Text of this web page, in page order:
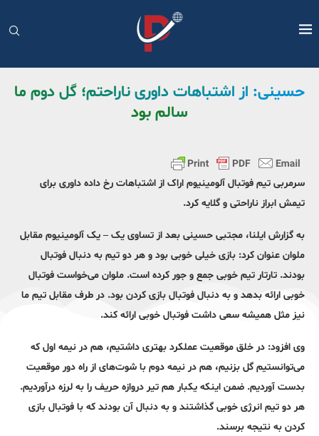
حسینی: از اشتباهات داوری ناراحتم؛ گل دوم ما
سالم بود
سرمربی تیم فوتبال آلومینیوم اراک از اشتباهات رخ داده داوری برای
تیمش ابراز ناراحتی و گلایه کرد.
به گزارش ایلنا، مجتبی حسینی بعد از تساوی یک – یک آلومینیوم مقابل
ملوان عنوان کرد: بازی خیلی خوبی بود و هر دو تیم به دنبال فوتبال
بودند. تارتار تیم خوبی جمع و جور کرده است. ملوان می‌خواست فوتبال
خوبی ارائه بدهد و به دنبال فوتبال بازی کردن بود. در طرف مقابل تیم ما
نیز مثل همیشه سعی داشت فوتبال خوبی ارائه کند.
وی افزود: در خلق موقعیت عملکرد بهتری داشتیم، هم در نیمه اول که
می‌توانستیم گل بزنیم، هم در نیمه دوم با شوت‌های از راه دور موقعیت
بدست آوردیم. ضمن اینکه یکبار هم تیر دروازه حریف را به لرزه درآوردیم.
هر دو تیم انرژی خوبی گذاشتند و به دنبال آن بودند که با فوتبال بازی
کردن به نتیجه برسند.